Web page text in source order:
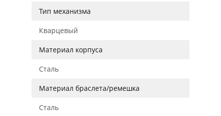
Тип механизма
Кварцевый
Материал корпуса
Сталь
Материал браслета/ремешка
Сталь